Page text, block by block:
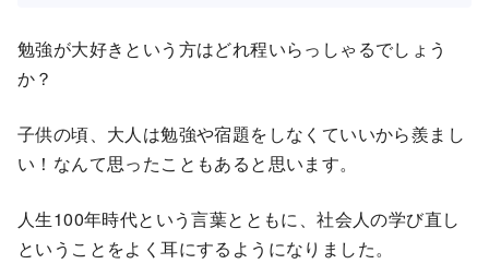
勉強が大好きという方はどれ程いらっしゃるでしょう
か？
子供の頃、大人は勉強や宿題をしなくていいから羨まし
い！なんて思ったこともあると思います。
人生100年時代という言葉とともに、社会人の学び直し
ということをよく耳にするようになりました。